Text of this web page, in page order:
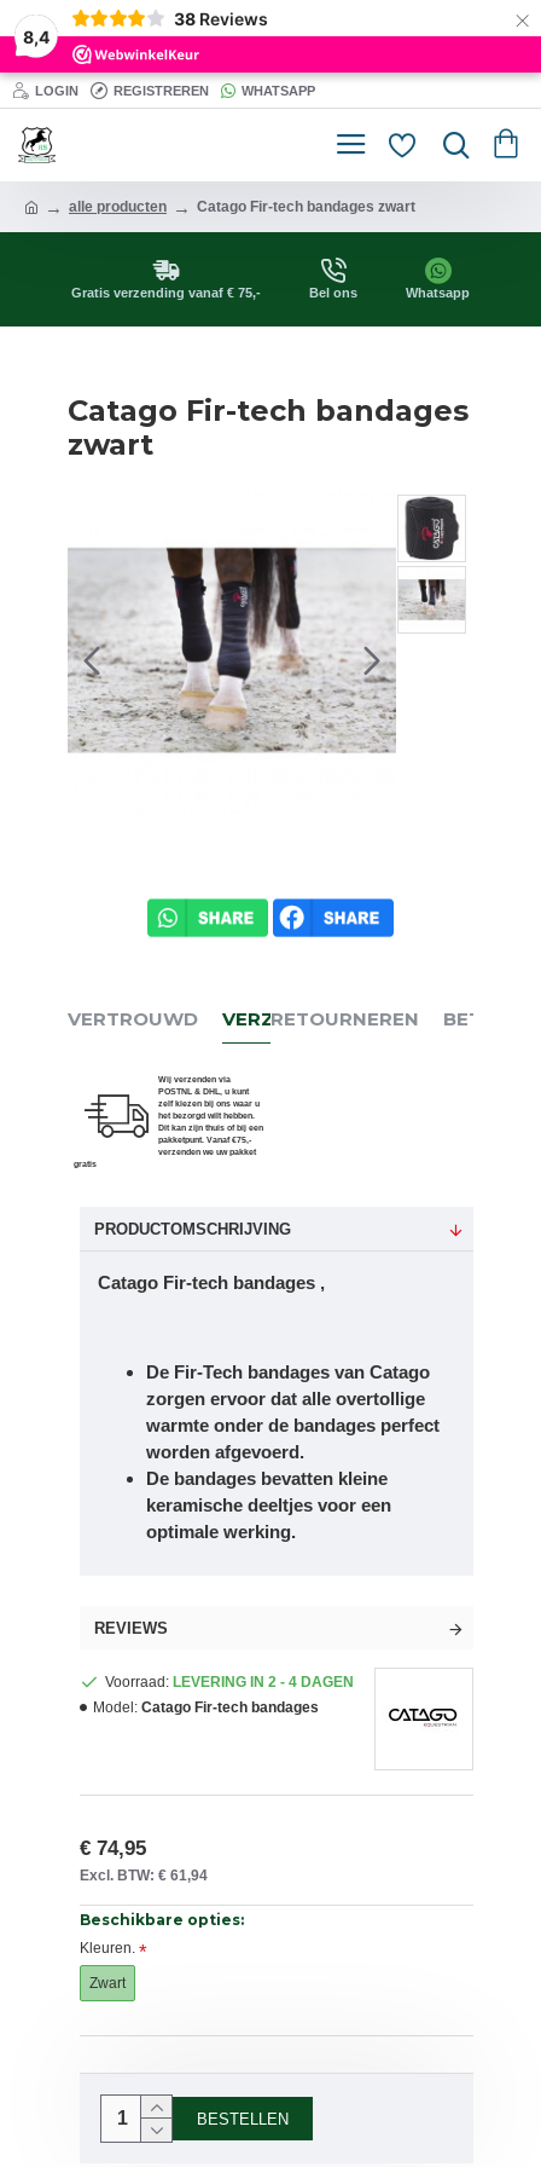
8,4
38 Reviews ×
LOGIN REGISTREREN WHATSAPP
alle producten Catago Fir-tech bandages zwart
Gratis verzending vanaf € 75,- Bel ons Whatsapp
Catago Fir-tech bandages
zwart
VERTROUWD VERZENDEN
Wij verzenden via
POSTNL & DHL, u kunt
zelf kiezen bij ons waar u
het bezorgd wilt hebben.
Dit kan zijn thuis of bij een
pakketpunt. Vanaf €75,-
verzenden we uw pakket
gratis
RETOURNEREN BETALEN
PRODUCTOMSCHRIJVING
Catago Fir-tech bandages ,
De Fir-Tech bandages van Catago
zorgen ervoor dat alle overtollige
warmte onder de bandages perfect
worden afgevoerd.
De bandages bevatten kleine
keramische deeltjes voor een
optimale werking.
REVIEWS
Voorraad: LEVERING IN 2 - 4 DAGEN
Model: Catago Fir-tech bandages
€ 74,95
Excl. BTW: € 61,94
Beschikbare opties:
Kleuren.
Zwart
BESTELLEN